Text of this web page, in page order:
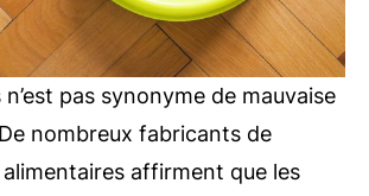
pas synonyme de mauvaise
nombreux fabricants de
affirment que les